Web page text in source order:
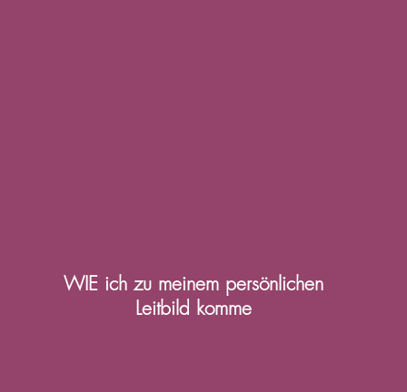
WIE ich zu meinem persönlichen
Leitbild komme